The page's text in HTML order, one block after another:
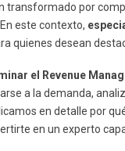
transformado por
este contexto,
quienes desean
el Revenue
a la demanda,
en detalle por
en un experto